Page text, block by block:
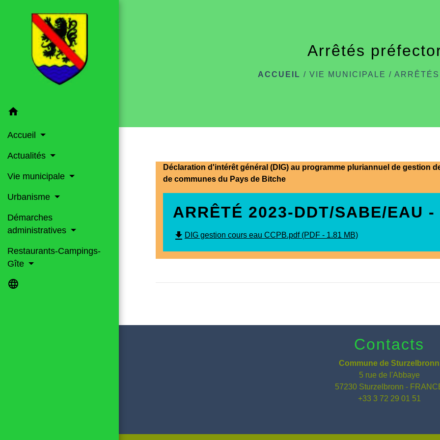
home
Accueil
Actualités
Vie municipale
Urbanisme
Démarches
administratives
Restaurants-Campings-
Gîte
language
Arrêtés
ACCUEIL /VIE MUNICIPALE /
Déclaration d'intérêt général (DIG) au programme pluriannuel de gestion
de communes du Pays de Bitche
ARRÊTÉ 2023-DDT/SABE/EAU -
file_download DIG gestion cours eau CCPB.pdf (PDF - 1.81 MB)
Contacts
Commune de Sturzelbronn
5 rue de l'Abbaye
57230 Sturzelbronn -
+33 3 72 29 01 51